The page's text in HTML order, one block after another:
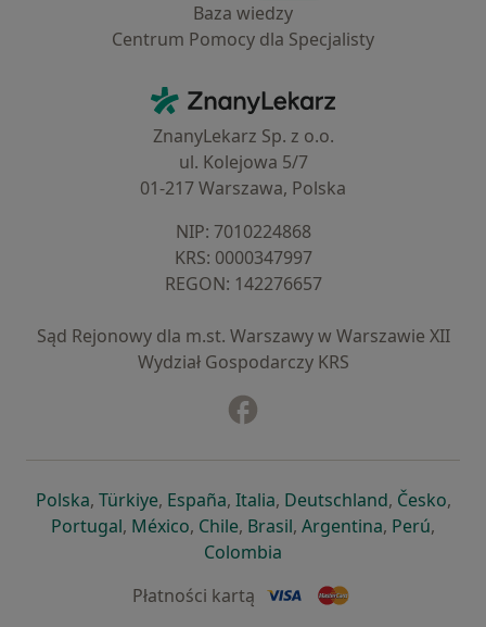
Baza wiedzy
Centrum Pomocy dla Specjalisty
ZnanyLekarz - Strona główna
ZnanyLekarz Sp. z o.o.
ul. Kolejowa 5/7
01-217 Warszawa, Polska
NIP: ⁠7010224868
KRS: ⁠0000347997
REGON: ⁠142276657
Sąd Rejonowy dla m.st. Warszawy w Warszawie XII
Wydział Gospodarczy KRS
Polskaotwiera się w nowej karcie
, Türkiyeotwiera się w nowej karcie
, Españaotwiera się w nowej karcie
, Italiaotwiera się w nowej
, Deutschlandotwiera się
, Česko,
Portugalotwiera się w nowej karcie
, Méxicootwiera się w nowej karcie
, Chileotwiera się w nowej karcie
, Brasilotwiera się w nowej
, Argentinaotwiera się
, Perú,
Colombia
Płatności kartą